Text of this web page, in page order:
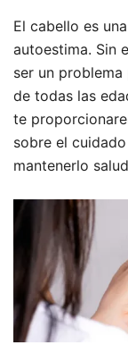
El cabello es
autoestima. Sin
ser un
de todas las
te
sobre el
mantenerlo